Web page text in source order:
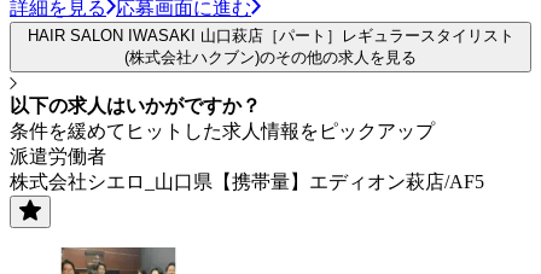
詳細を見る 応募画面に進む
HAIR SALON IWASAKI 山口萩店［パート］レギュラースタイリスト
(株式会社ハクブン)のその他の求人を見る
以下の求人はいかがですか？
条件を緩めてヒットした求人情報をピックアップ
派遣労働者
株式会社シエロ_山口県【携帯量】エディオン萩店/AF5